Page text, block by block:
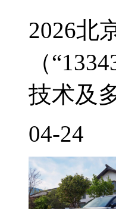
2026北
（
技术及
04-24